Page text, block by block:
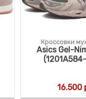
Кроссовки
Asics Gel-
16.500